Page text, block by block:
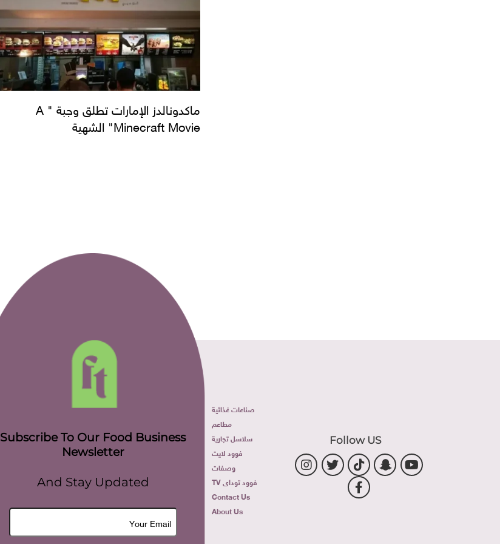
ماكدونالدز الإمارات تطلق وجبة " A
Minecraft Movie" الشهية
Follow US
صناعات غذائية
مطاعم
سلاسل تجارية
فوود لايت
وصفات
فوود توداى TV
Contact Us
About Us
Subscribe To Our Food Business
Newsletter
And Stay Updated